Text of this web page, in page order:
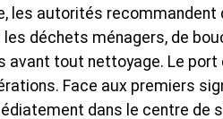
les autorités
déchets ménagers, de
avant tout nettoyage. Le
Face aux premiers
dans le centre de